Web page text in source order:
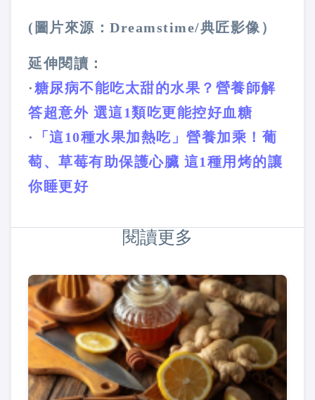
(圖片來源：Dreamstime/典匠影像）
延伸閱讀：
·糖尿病不能吃太甜的水果？營養師解
答超意外 選這1類吃更能控好血糖
·
「這10種水果加熱吃」營養加乘！葡
萄、草莓有助保護心臟 這1種用烤的讓
你睡更好
閱讀更多